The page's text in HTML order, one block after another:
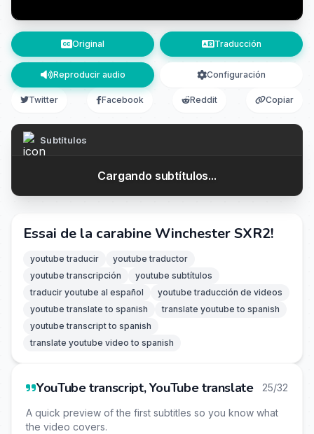
Original Traducción
Reproducir audio Configuración
Twitter Facebook Reddit Copiar
Subtítulos
Cargando subtítulos...
Essai de la carabine Winchester SXR2!
youtube traducir
youtube traductor
youtube transcripción
youtube subtítulos
traducir youtube al español
youtube traducción de videos
youtube translate to spanish
translate youtube to spanish
youtube transcript to spanish
translate youtube video to spanish
YouTube transcript, YouTube translate 25/32
A quick preview of the first subtitles so you know what
the video covers.